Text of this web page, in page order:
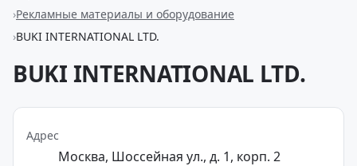
Рекламные материалы и оборудование
BUKI INTERNATIONAL LTD.
BUKI INTERNATIONAL LTD.
Адрес
Москва, Шоссейная ул., д. 1, корп. 2